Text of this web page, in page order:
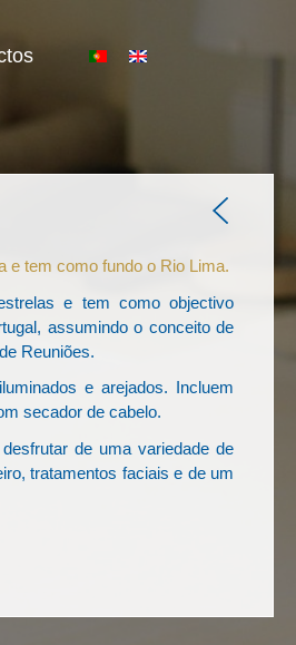
e tem como fundo o Rio Lima.
e tem como objectivo
assumindo o conceito de
Reuniões.
e arejados. Incluem
secador de cabelo.
de uma variedade de
tratamentos faciais e de um